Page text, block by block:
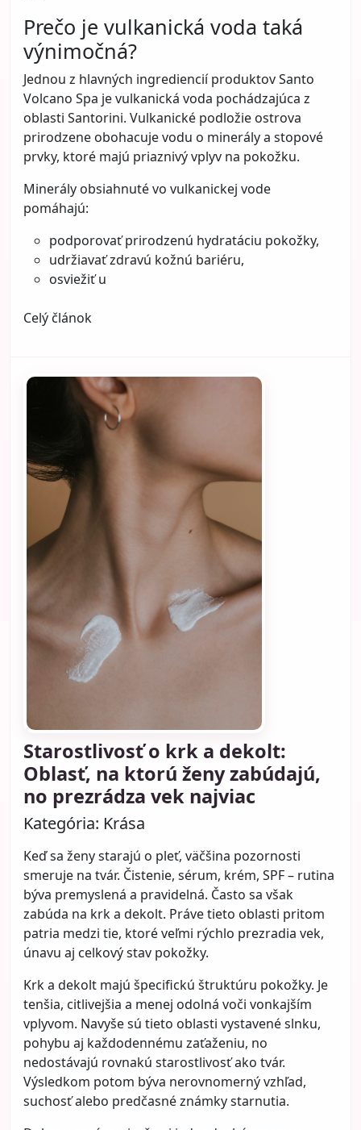
Aj kaderníci sa zhodujú na tom, že výsledok
nezávisí len od farby samotnej, ale najmä od toho,
ako sa o vlasy staráte medzi jednotlivými
farbeniami.
Prečo farbenie vlasy zaťažuje
Každý zásah do vlasovej štruktúry znamená určitú
záťaž. Farbenie môže ovplyvniť prirodzenú
ochrannú vrstvu vlasu, čo sa následne prejaví
suchosťou, zníženou pružnosťou alebo stratou
lesku. To však neznamená, že by ste sa farbenia
mali vzdať. Znamená to len, že vlasy potrebujú viac
pozornosti.
Najväčší problém nevzniká samotným farbením,
ale tým, že sa starostlivosť neprispôsobí novému
Celý článok
Udržateľná móda: Ako
nakupovať menej, ale
kvalitnejšie a vytvoriť si šatník,
Kategória:Móda
Šatník plný oblečenia ešte automaticky
neznamená, že sa žena oblieka dobre, prakticky
alebo spokojne. Mnohé ženy dnes cítia presný
opak – v skrini je veľa vecí, no pritom majú pocit, že
nakupujú impulzívne, kupujú lacné kúsky „na jednu
sezónu“ a po čase zisťujú, že oblečenie rýchlo
stratilo tvar, farbu alebo jednoducho prestalo dávať
zmysel.
Práve preto sa čoraz viac hovorí o udržateľnej
gesto pre pár nadšencov. V praxi je udržateľná
móda veľmi praktický prístup, ktorý pomáha žene
nakupovať rozumnejšie, mať kvalitnejší šatník a
zároveň míňať menej peňazí na zbytočnosti. Nie je
to o tom, že si už nikdy nič nekúpite. Je to o tom, že
budete kupovať premyslenejšie.